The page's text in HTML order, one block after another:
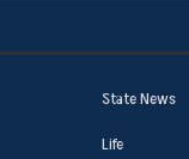
State News
Life